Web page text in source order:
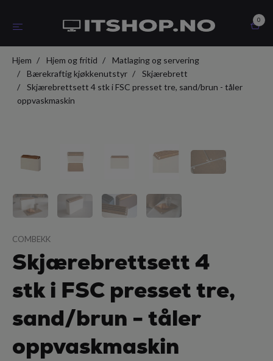
0
Hjem Hjem og fritid
Matlaging og servering
Bærekraftig kjøkkenutstyr
Skjærebrett
Skjærebrettsett 4 stk i FSC presset tre, sand/brun - tåler
oppvaskmaskin
COMBEKK
Skjærebrettsett 4
stk i FSC presset tre,
sand/brun - tåler
oppvaskmaskin